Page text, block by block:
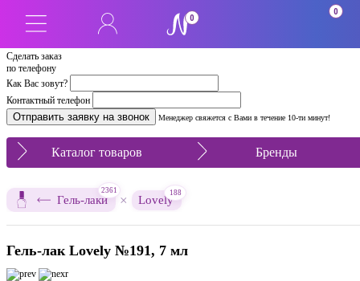
Сделать заказ
по телефону
Как Вас зовут?
Контактный телефон
Менеджер свяжется с Вами в течение 10-ти минут!
0
0
Каталог товаров Бренды
Гель-лаки
2361
× Lovely
188
Гель-лак Lovely №191, 7 мл